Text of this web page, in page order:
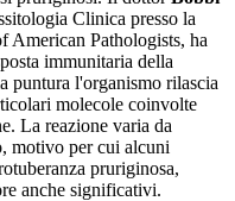
Clinica presso la
American Pathologists, ha
immunitaria della
puntura l'organismo rilascia
molecole coinvolte
La reazione varia da
motivo per cui alcuni
pruriginosa,
anche significativi.